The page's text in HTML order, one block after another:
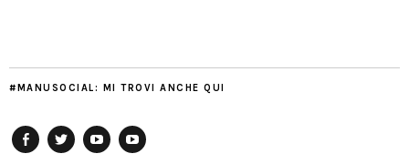
#MANUSOCIAL: MI TROVI ANCHE QUI